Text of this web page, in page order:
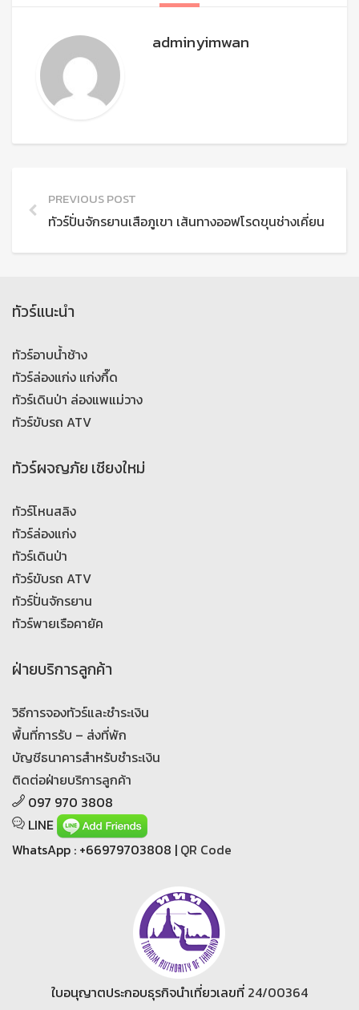
adminyimwan
PREVIOUS POST
ทัวร์ปั่นจักรยานเสือภูเขา เส้นทางออฟโรดขุนช่างเคี่ยน เชียง
ทัวร์แนะนำ
ทัวร์อาบน้ำช้าง
ทัวร์ล่องแก่ง แก่งกึ๊ด
ทัวร์เดินป่า ล่องแพแม่วาง
ทัวร์ขับรถ ATV
ทัวร์ผจญภัย เชียงใหม่
ทัวร์โหนสลิง
ทัวร์ล่องแก่ง
ทัวร์เดินป่า
ทัวร์ขับรถ ATV
ทัวร์ปั่นจักรยาน
ทัวร์พายเรือคายัค
ฝ่ายบริการลูกค้า
วิธีการจองทัวร์และชำระเงิน
พื้นที่การรับ – ส่งที่พัก
บัญชีธนาคารสำหรับชำระเงิน
ติดต่อฝ่ายบริการลูกค้า
097 970 3808
LINE
WhatsApp : +66979703808 | QR Code
ใบอนุญาตประกอบธุรกิจนำเที่ยวเลขที่ 24/00364